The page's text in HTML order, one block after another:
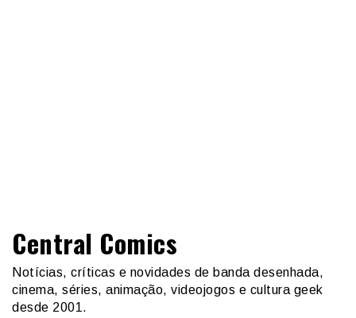
Central Comics
Notícias, críticas e novidades de banda desenhada,
cinema, séries, animação, videojogos e cultura geek
desde 2001.